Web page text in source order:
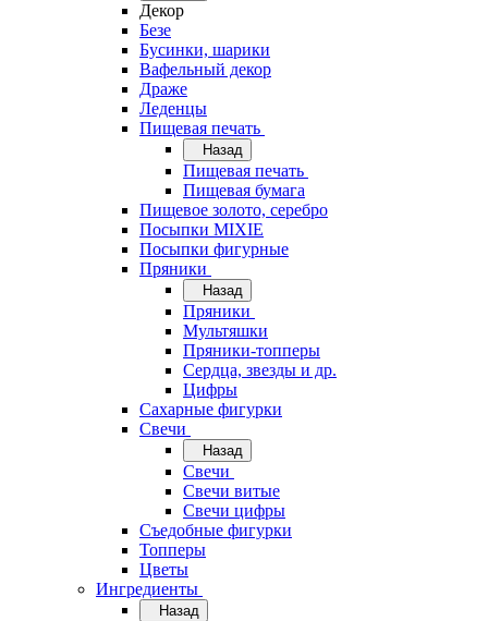
Декор
Безе
Бусинки, шарики
Вафельный декор
Драже
Леденцы
Пищевая печать
Назад
Пищевая печать
Пищевая бумага
Пищевое золото, серебро
Посыпки MIXIE
Посыпки фигурные
Пряники
Назад
Пряники
Мультяшки
Пряники-топперы
Сердца, звезды и др.
Цифры
Сахарные фигурки
Свечи
Назад
Свечи
Свечи витые
Свечи цифры
Съедобные фигурки
Топперы
Цветы
Ингредиенты
Назад